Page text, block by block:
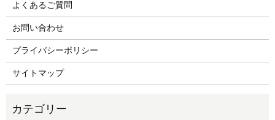
よくあるご質問
お問い合わせ
プライバシーポリシー
サイトマップ